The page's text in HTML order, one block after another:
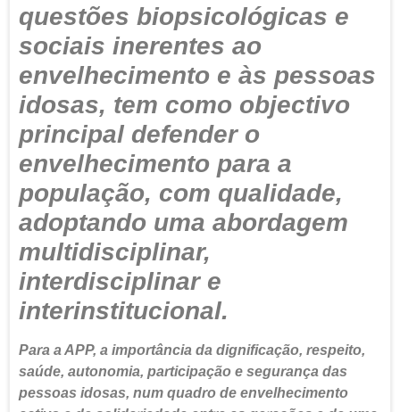
questões biopsicológicas e
sociais inerentes ao
envelhecimento e às pessoas
idosas, tem como objectivo
principal defender o
envelhecimento para a
população, com qualidade,
adoptando uma abordagem
multidisciplinar,
interdisciplinar e
interinstitucional.
Para a APP, a importância da dignificação, respeito,
saúde, autonomia, participação e segurança das
pessoas idosas, num quadro de envelhecimento